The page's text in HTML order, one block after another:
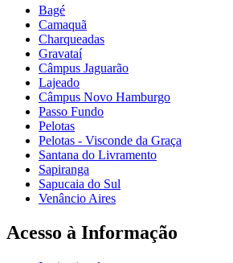
Bagé
Camaquã
Charqueadas
Gravataí
Câmpus Jaguarão
Lajeado
Câmpus Novo Hamburgo
Passo Fundo
Pelotas
Pelotas - Visconde da Graça
Santana do Livramento
Sapiranga
Sapucaia do Sul
Venâncio Aires
Acesso à Informação